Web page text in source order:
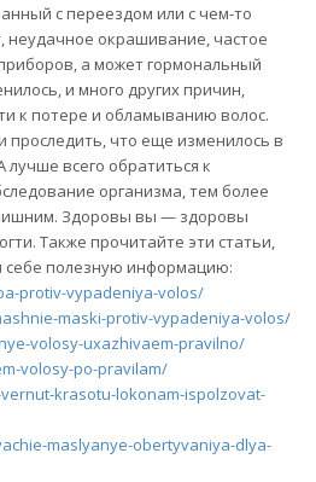
с переездом или с чем-то
неудачное окрашивание, частое
а может гормональный
и много других причин,
к потере и обламыванию волос.
проследить, что еще изменилось в
всего обратиться к
организма, тем более
Здоровы вы — здоровы
Также прочитайте эти статьи,
себе полезную информацию:
protiv-vypadeniya-volos/
maski-protiv-vypadeniya-volos/
volosy-uxazhivaem-pravilno/
volosy-po-pravilam/
krasotu-lokonam-ispolzovat-
maslyanye-obertyvaniya-dlya-